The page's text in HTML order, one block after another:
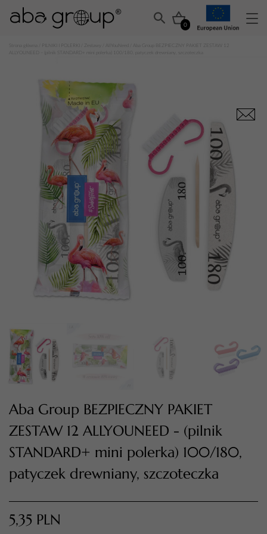
0
TWÓJ KOSZYK ( 0)
Suma koszyka (0)
PRZEJDŹ DO KOSZYKA
PILNIKI I POLERKI AllYouNeed
/ Aba Group BEZPIECZNY PAKIET ZESTAW 12
ALLYOUNEED – (pilnik STANDARD+ mini polerka) 100/180, patyczek drewniany, szczoteczka
Aba Group BEZPIECZNY PAKIET
ZESTAW 12 ALLYOUNEED - (pilnik
STANDARD+ mini polerka) 100/180,
patyczek drewniany, szczoteczka
5,35 PLN